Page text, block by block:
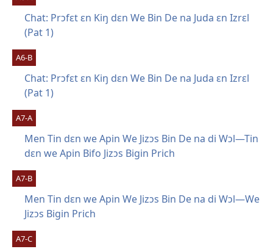
Chat: Prɔfɛt ɛn Kiŋ dɛn We Bin De na Juda ɛn Izrɛl
(Pat 1)
A6-B
Chat: Prɔfɛt ɛn Kiŋ dɛn We Bin De na Juda ɛn Izrɛl
(Pat 1)
A7-A
Men Tin dɛn we Apin We Jizɔs Bin De na di Wɔl—Tin
dɛn we Apin Bifo Jizɔs Bigin Prich
A7-B
Men Tin dɛn we Apin We Jizɔs Bin De na di Wɔl—We
Jizɔs Bigin Prich
A7-C